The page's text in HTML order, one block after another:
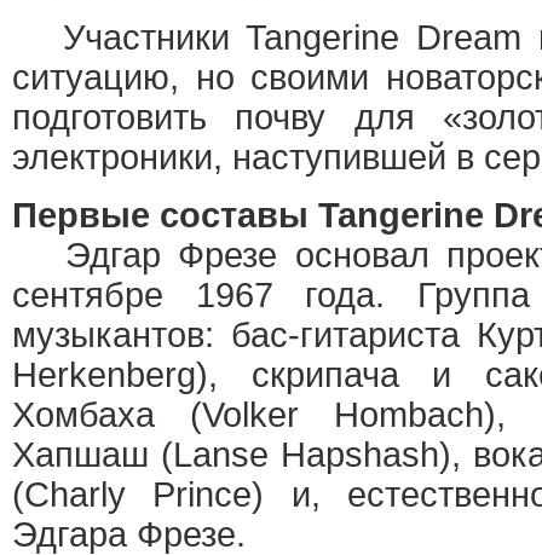
Участники Tangerine Dream
ситуацию, но своими
подготовить почву для
электроники, наступившей в
Первые составы Tangerine
Эдгар Фрезе основал
сентябре 1967 года.
музыкантов: бас-гитариста
Herkenberg), скрипача и
Хомбаха (Volker Hombach),
Хапшаш (Lanse Hapshash),
(Charly Prince) и,
Эдгара Фрезе.